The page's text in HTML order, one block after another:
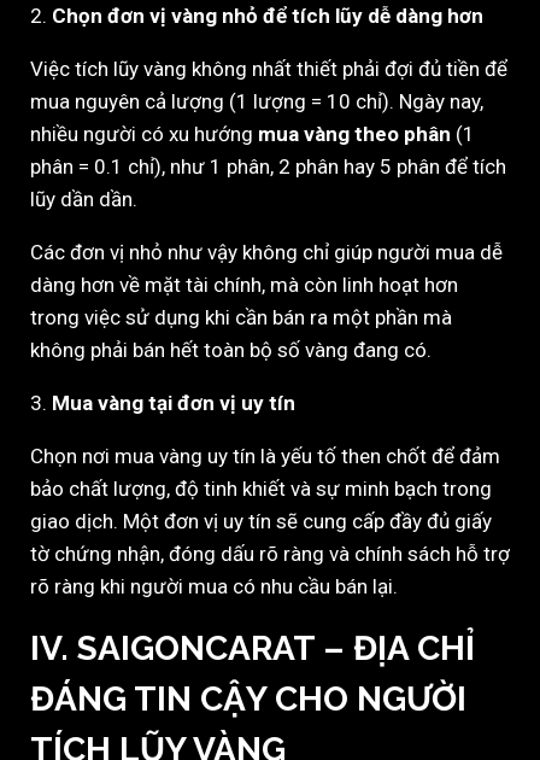
2. Chọn đơn vị vàng nhỏ để tích lũy dễ dàng hơn
Việc tích lũy vàng không nhất thiết phải đợi đủ tiền để
mua nguyên cả lượng (1 lượng = 10 chỉ). Ngày nay,
nhiều người có xu hướng mua vàng theo phân (1
phân = 0.1 chỉ), như 1 phân, 2 phân hay 5 phân để tích
lũy dần dần.
Các đơn vị nhỏ như vậy không chỉ giúp người mua dễ
dàng hơn về mặt tài chính, mà còn linh hoạt hơn
trong việc sử dụng khi cần bán ra một phần mà
không phải bán hết toàn bộ số vàng đang có.
3. Mua vàng tại đơn vị uy tín
Chọn nơi mua vàng uy tín là yếu tố then chốt để đảm
bảo chất lượng, độ tinh khiết và sự minh bạch trong
giao dịch. Một đơn vị uy tín sẽ cung cấp đầy đủ giấy
tờ chứng nhận, đóng dấu rõ ràng và chính sách hỗ trợ
rõ ràng khi người mua có nhu cầu bán lại.
IV. SAIGONCARAT – ĐỊA CHỈ
ĐÁNG TIN CẬY CHO NGƯỜI
TÍCH LŨY VÀNG